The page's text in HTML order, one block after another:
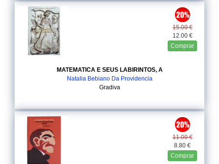
15.00 €
12.00 €
Comprar
MATEMATICA E SEUS LABIRINTOS, A
Natalia Bebiano Da Providencia
Gradiva
11.00 €
8.80 €
Comprar